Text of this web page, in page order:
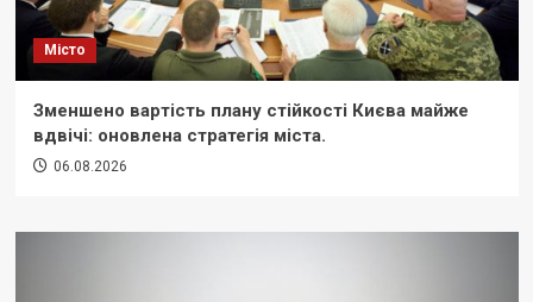
Місто
Зменшено вартість плану стійкості Києва майже
вдвічі: оновлена стратегія міста.
06.08.2026